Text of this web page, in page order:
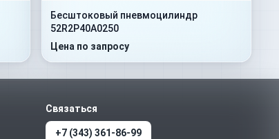
Бесштоковый пневмоцилиндр
52R2P40A0250
Цена по запросу
Связаться
+7 (343) 361-86-99